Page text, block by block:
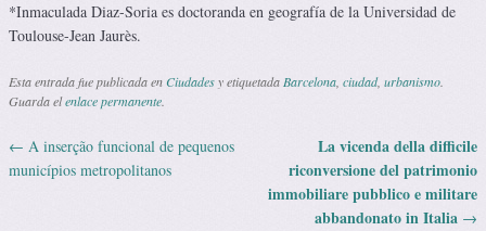
*Inmaculada Diaz-Soria es doctoranda en geografía de la Universidad de
Toulouse-Jean Jaurès.
Esta entrada fue publicada enCiudadesy etiquetadaBarcelona, ciudad, urbanismo.
Guarda elenlace permanente.
Navegación de entradas
← A inserção funcional de pequenos
municípios metropolitanos
La vicenda della difficile
riconversione del patrimonio
immobiliare pubblico e militare
abbandonato in Italia →